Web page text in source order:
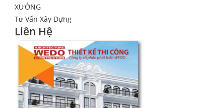
XƯỞNG
Tư Vấn Xây Dựng
Liên Hệ